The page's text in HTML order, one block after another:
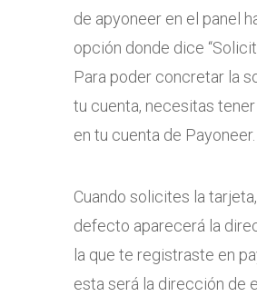
de apyoneer en el panel
opción donde dice
Para poder concretar la
tu cuenta, necesitas
en tu cuenta de Payoneer.
Cuando solicites la
defecto aparecerá la
la que te registraste en
esta será la dirección de